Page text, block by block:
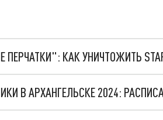
КАК УНИЧТОЖИТЬ
В АРХАНГЕЛЬСКЕ 2024: